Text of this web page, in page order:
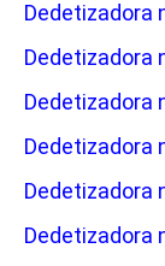
Dedetizadora
Dedetizadora
Dedetizadora
Dedetizadora
Dedetizadora
Dedetizadora